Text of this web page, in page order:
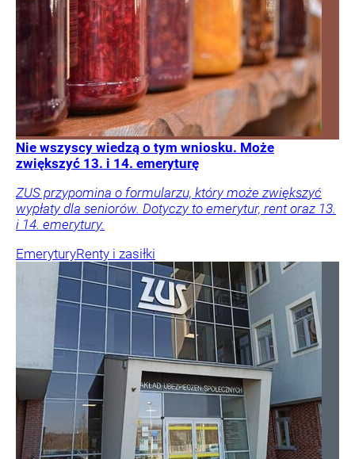
Nie wszyscy wiedzą o tym wniosku. Może
zwiększyć 13. i 14. emeryturę
ZUS przypomina o formularzu, który może zwiększyć
wypłaty dla seniorów. Dotyczy to emerytur, rent oraz 13.
i 14. emerytury.
EmeryturyRenty i zasiłki